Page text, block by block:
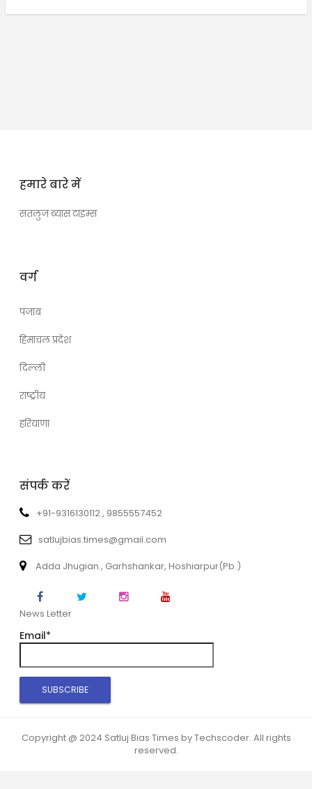
हमारे बारे में
सतलुज ब्यास टाइम्स
वर्ग
पंजाब
हिमाचल प्रदेश
दिल्ली
राष्ट्रीय
हरियाणा
संपर्क करें
+91-9316130112 , 9855557452
satlujbias.times@gmail.com
Adda Jhugian , Garhshankar, Hoshiarpur(Pb.)
News Letter
Email*
Copyright @ 2024 Satluj Bias Times by Techscoder. All rights
reserved.